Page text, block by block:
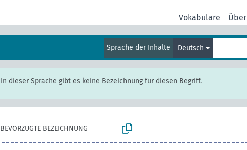
Vokabulare Über
Sprache der Inhalte Deutsch
In dieser Sprache gibt es keine Bezeichnung für diesen Begriff.
BEVORZUGTE BEZEICHNUNG